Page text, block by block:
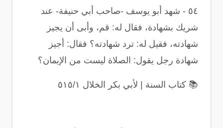
٥٤ - شهد أبو يوسف -صاحب أبي حنيفة- عند
شريك بشهادة، فقال له: قم، وأبى أن يجيز
شهادته، فقيل له: ترد شهادته؟ فقال: أجيز
شهادة رجل يقول: الصلاة ليست من الإيمان؟
📚 كتاب السنة | لأبي بكر الخلال ٥١٥/١